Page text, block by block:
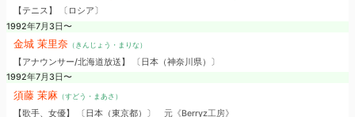
【テニス】 〔ロシア〕
1992年7月3日〜
金城 茉里奈（きんじょう・まりな）
【アナウンサー/北海道放送】 〔日本（神奈川県）〕
1992年7月3日〜
須藤 茉麻 （すどう・まあさ）
【歌手、女優】 〔日本（東京都）〕 元《Berryz工房》